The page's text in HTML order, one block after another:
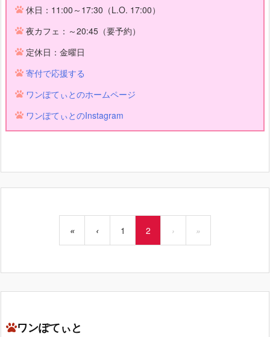
休日：11:00～17:30（L.O. 17:00）
夜カフェ：～20:45（要予約）
定休日：金曜日
寄付で応援する
ワンぽてぃとのホームページ
ワンぽてぃとのInstagram
« ‹ 1 2 › »
ワンぽてぃと